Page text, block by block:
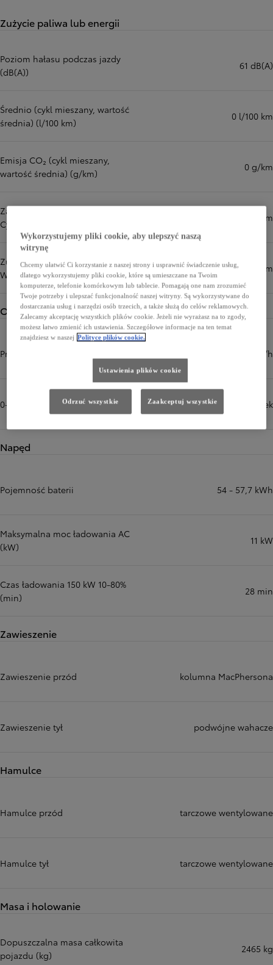
Zużycie paliwa lub energii
Poziom hałasu podczas jazdy
(dB(A))
61 dB(A)
Średnio (cykl mieszany, wartość
średnia) (l/100 km)
0 l/100 km
Emisja CO₂ (cykl mieszany,
wartość średnia) (g/km)
0 g/km
Zasięg w trybie elektrycznym -
Cykl mieszany WLTP (km)
444 km
Zużycie energii - Cykl mieszany
WLTP
139 Wh/km
Osiągi
Prędkość maksymalna (km/h) 140 km/h
0-100 km/h (sek) 8,6 sek
Napęd
Pojemność baterii 54 - 57,7 kWh
Maksymalna moc ładowania AC
(kW)
11 kW
Czas ładowania 150 kW 10-80%
(min)
28 min
Zawieszenie
Zawieszenie przód kolumna MacPhersona
Zawieszenie tył podwójne wahacze
Hamulce
Hamulce przód tarczowe wentylowane
Hamulce tył tarczowe wentylowane
Masa i holowanie
Dopuszczalna masa całkowita
pojazdu (kg)
2465 kg
Wykorzystujemy pliki cookie, aby ulepszyć naszą
witrynę
Chcemy ułatwić Ci korzystanie z naszej strony i usprawnić świadczenie usług,
dlatego wykorzystujemy pliki cookie, które są umieszczane na Twoim
komputerze, telefonie komórkowym lub tablecie. Pomagają one nam zrozumieć
Twoje potrzeby i ulepszać funkcjonalność naszej witryny. Są wykorzystywane do
dostarczania usług i narzędzi osób trzecich, a także służą do celów reklamowych.
Zalecamy akceptację wszystkich plików cookie. Jeżeli nie wyrażasz na to zgody,
możesz łatwo zmienić ich ustawienia. Szczegółowe informacje na ten temat
znajdziesz w naszej Polityce plików cookie.
Ustawienia plików cookie
Odrzuć wszystkie Zaakceptuj wszystkie